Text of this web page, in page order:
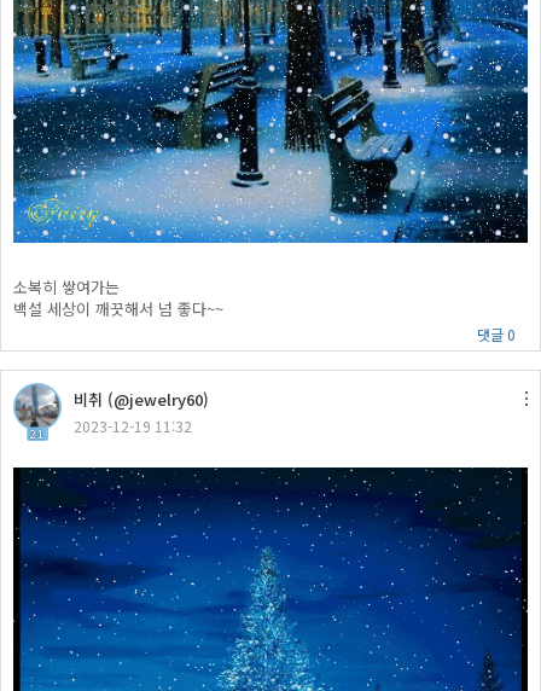
소복히 쌓여가는
백설 세상이 깨끗해서 넘 좋다~~
댓글 0
21
비취 (@jewelry60)
2023-12-19 11:32